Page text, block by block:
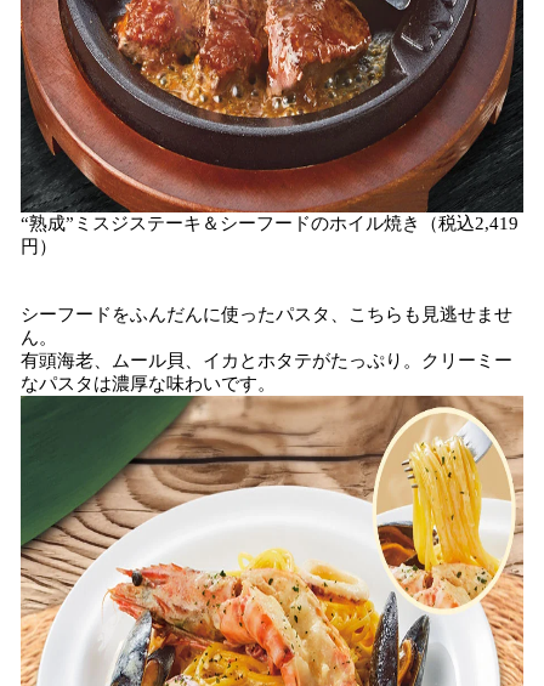
“熟成”ミスジステーキ＆シーフードのホイル焼き（税込2,419
円）
シーフードをふんだんに使ったパスタ、こちらも見逃せませ
ん。
有頭海老、ムール貝、イカとホタテがたっぷり。クリーミー
なパスタは濃厚な味わいです。